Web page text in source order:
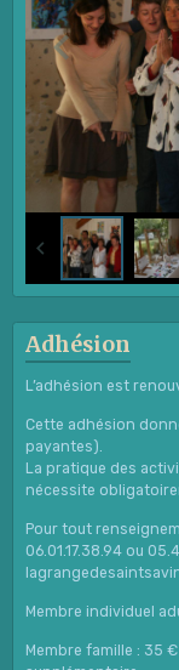
Adhésion
L’adhésion est
Cette adhésion
payantes).
La pratique des
nécessite
Pour tout
06.01.17.38.94 ou
Membre individuel
Membre famille : 35